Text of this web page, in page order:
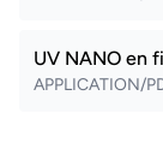
UV NANO en
APPLICATION/